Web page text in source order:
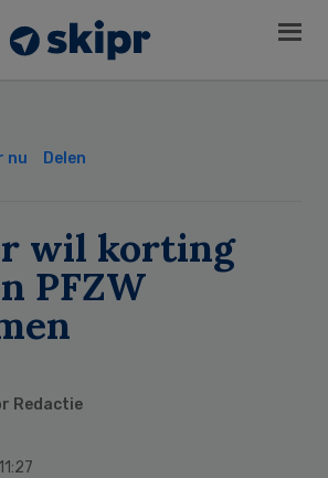
nu Delen
wil korting
PFZW
Redactie
11:27